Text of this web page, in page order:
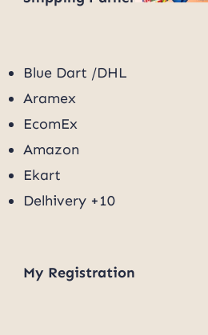
Blue Dart /DHL
Aramex
EcomEx
Amazon
Ekart
Delhivery +10
My Registration